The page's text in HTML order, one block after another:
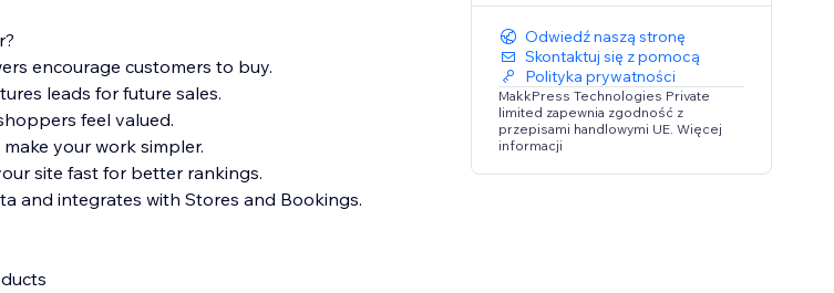
encourage customers to buy.
leads for future sales.
feel valued.
your work simpler.
site fast for better rankings.
and integrates with Stores and Bookings.
Odwiedź naszą stronę
Skontaktuj się z pomocą
Polityka prywatności
MakkPress Technologies Private
limited zapewnia zgodność z
przepisami handlowymi UE. Więcej
informacji